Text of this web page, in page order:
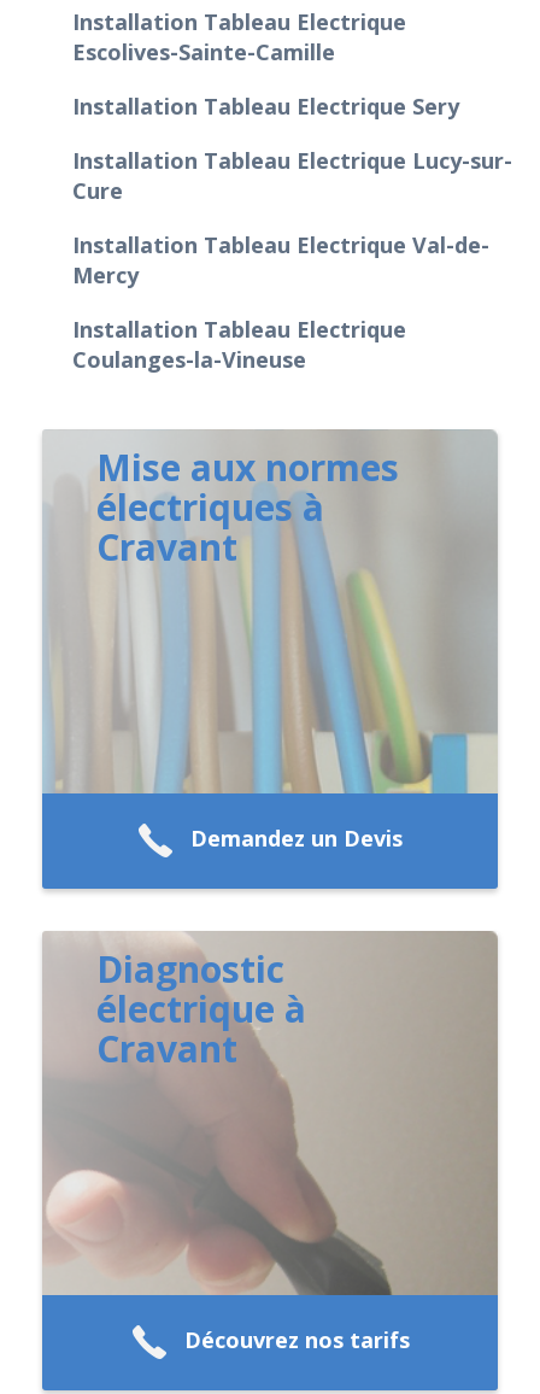
Installation Tableau Electrique
Escolives-Sainte-Camille
Installation Tableau Electrique Sery
Installation Tableau Electrique Lucy-sur-
Cure
Installation Tableau Electrique Val-de-
Mercy
Installation Tableau Electrique
Coulanges-la-Vineuse
Mise aux normes
électriques à
Cravant
Demandez un Devis
Diagnostic
électrique à
Cravant
Découvrez nos tarifs